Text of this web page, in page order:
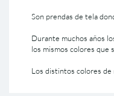
Son prendas de tela
Durante muchos años
los mismos colores que
Los distintos colores de